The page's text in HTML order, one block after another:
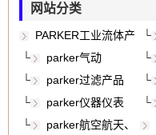
网站分类
PARKER工业流体产
品
└
└
parker气动 └
头
└ parker过滤产品 └
└
parker仪器仪表 └
└
parker航空航天、